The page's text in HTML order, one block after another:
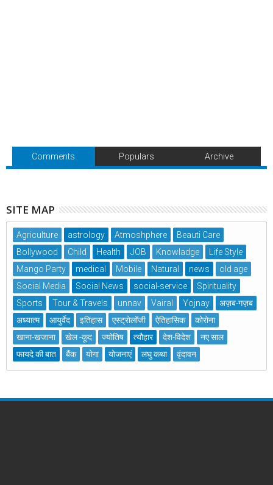
Comments Populars Archive
SITE MAP
Agriculture astrology Atmoshphere
Beauti Care
Bollywood
Child Health JOB Knowladge
Life Style
Mango Party
medical Mobile Natural news
old age
Social Media
Social News social-service
Spirituality
Sports
Tour & Travels unnav Vairal Yojnay
अज़ब-गज़ब
अध्यात्म
आयुर्वेद इतिहास एस्ट्रोलॉजी ऐतिहासिक
कोरोना
खाना-खजाना
खेल -कूद ज्योतिष त्यौहार देश-विदेश
नए साल
फायदे की बात
बैंक योगा योजनाएं लघु कथा वृंदावन